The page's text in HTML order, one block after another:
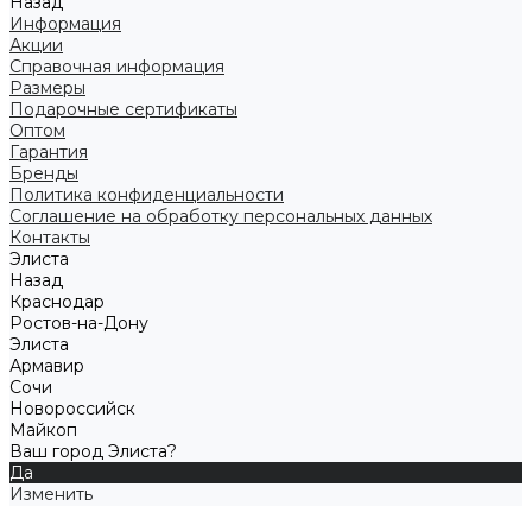
Информация
Акции
Справочная информация
Размеры
Подарочные сертификаты
Оптом
Гарантия
Бренды
Политика конфиденциальности
Соглашение на обработку персональных данных
Контакты
Элиста
Назад
Краснодар
Ростов-на-Дону
Элиста
Армавир
Сочи
Новороссийск
Майкоп
Ваш город Элиста?
Да
Изменить